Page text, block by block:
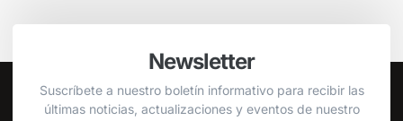
Newsletter
Suscríbete a nuestro boletín informativo para recibir las
últimas noticias, actualizaciones y eventos de nuestro